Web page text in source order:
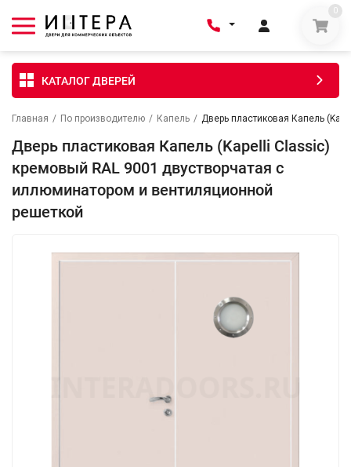
0
КАТАЛОГ ДВЕРЕЙ
Главная / По производителю / Капель / Дверь пластиковая Капель
Дверь пластиковая Капель (Kapelli Classic)
кремовый RAL 9001 двустворчатая с
иллюминатором и вентиляционной
решеткой